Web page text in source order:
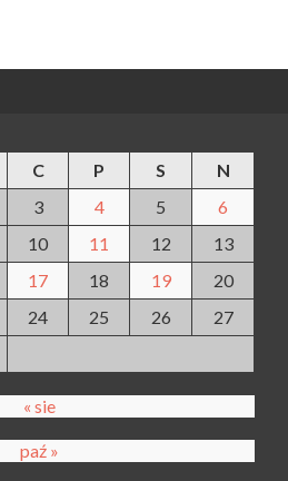
C P S
N
3 4 5
6
10 11 12
13
17 18 19
20
24 25 26
27
« sie
paź »